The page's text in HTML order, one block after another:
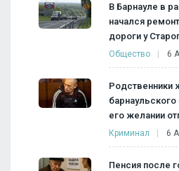
В Барнауле в
начался
дороги у
Общество 6
Родственники
барнаульского
его желании
Криминал 6
Пенсия после